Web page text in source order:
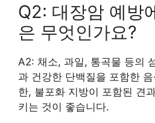
Q2: 대장암 예방
은 무엇인가요?
A2: 채소, 과일, 통곡물 등의
과 건강한 단백질을 포함한
한, 불포화 지방이 포함된 견
키는 것이 좋습니다.